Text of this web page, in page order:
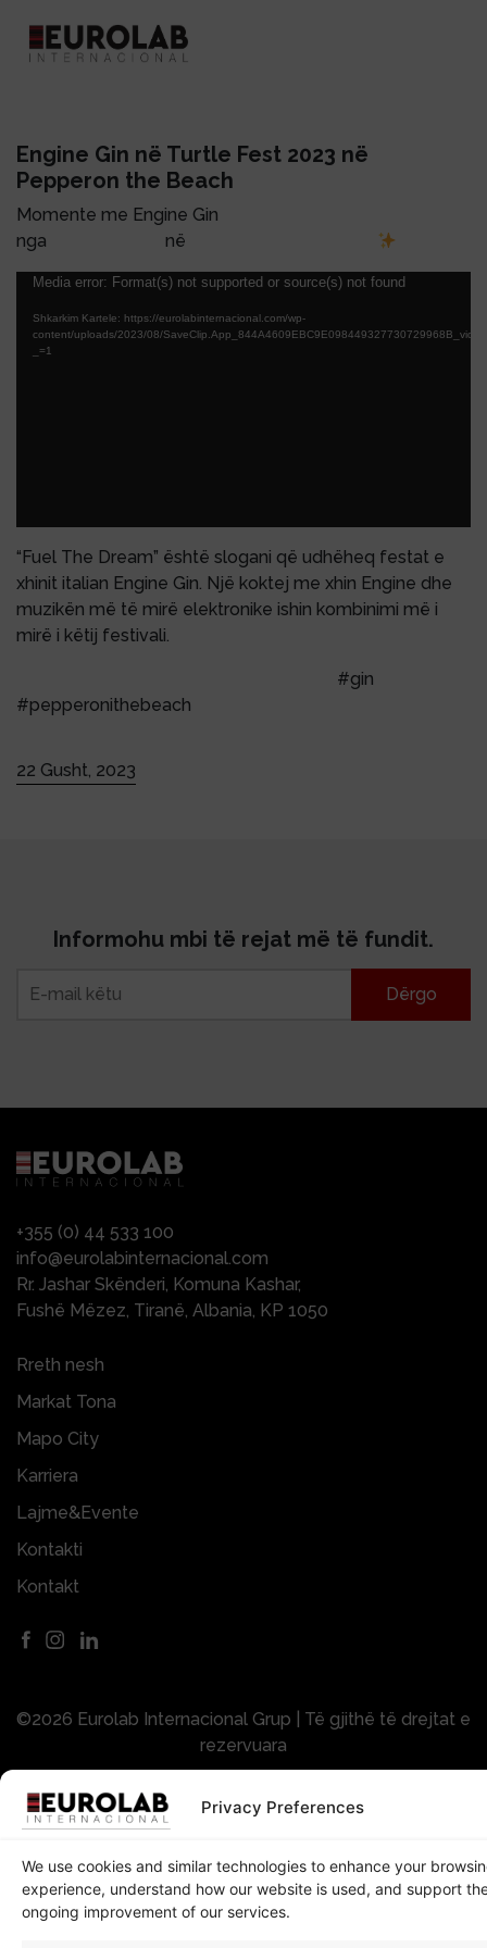
Privacy Preferences
We use cookies and similar technologies to enhance your
experience, understand how our website is used, and support
ongoing improvement of our services.
Engine Gin në Turtle Fest 2023 në
Pepperon the Beach
Momente me Engine Gin
nga
në
Lojtës
Videosh
Media error: Format(s) not supported or source(s) not found
Shkarkim Kartele: https://eurolabinternacional.com/wp-
content/uploads/2023/08/
_=1
“Fuel The Dream” është slogani që udhëheq festat e
xhinit italian Engine Gin. Një koktej me xhin Engine dhe
muzikën më të mirë elektronike ishin kombinimi më i
mirë i këtij festivali.
#gin
#pepperonithebeach
22 Gusht, 2023
Informohu mbi të rejat më të fundit.
+355 (0) 44 533 100
info@eurolabinternacional.com
Rr. Jashar Skënderi, Komuna Kashar,
Fushë Mëzez, Tiranë, Albania, KP 1050
Rreth nesh
Markat Tona
Mapo City
Karriera
Lajme&Evente
Kontakti
Kontakt
©2026 Eurolab Internacional Grup | Të gjithë të drejtat e
rezervuara